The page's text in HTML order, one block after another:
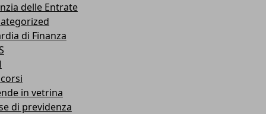
delle Entrate
di Finanza
in vetrina
di previdenza